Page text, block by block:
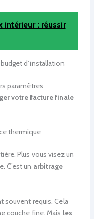
intérieur : réussir
d’installation
paramètres
votre facture finale
thermique
Plus vous visez un
C’est un arbitrage
souvent requis. Cela
couche fine. Mais les